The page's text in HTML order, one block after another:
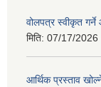
वोलपत्र स्वीकृत
मिति: 07/17/2026
आर्थिक प्रस्ताव